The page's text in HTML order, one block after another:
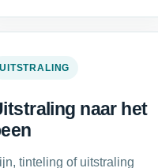
UITSTRALING
naar het
tinteling of uitstraling